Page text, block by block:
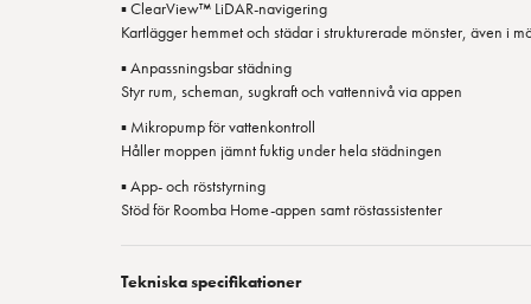
▪ ClearView™ LiDAR-navigering
Kartlägger hemmet och städar i strukturerade mönster, även i
▪ Anpassningsbar städning
Styr rum, scheman, sugkraft och vattennivå via appen
▪ Mikropump för vattenkontroll
Håller moppen jämnt fuktig under hela städningen
▪ App- och röststyrning
Stöd för Roomba Home-appen samt röstassistenter
Tekniska specifikationer